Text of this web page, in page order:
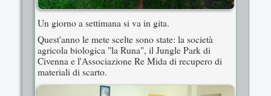
Un giorno a settimana si va in gita.
Quest'anno le mete scelte sono state: la società
agricola biologica "la Runa", il Jungle Park di
Civenna e l'Associazione Re Mida di recupero di
materiali di scarto.